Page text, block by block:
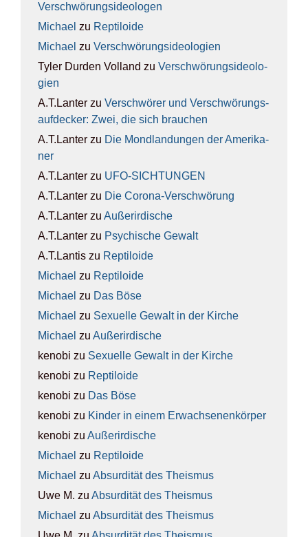
Ver­schwö­rungs­ideo­lo­gen
Michael zu Rep­ti­lo­ide
Michael zu Ver­schwö­rungs­ideo­lo­gien
Tyler Durden Volland zu Ver­schwö­rungs­ideo­lo­
gien
A.T.Lanter zu Ver­schwö­rer und Ver­schwö­rungs­
auf­de­cker: Zwei, die sich brau­chen
A.T.Lanter zu Die Mond­lan­dun­gen der Ame­ri­ka­
ner
A.T.Lanter zu UFO-SICH­TUN­GEN
A.T.Lanter zu Die Coro­na-Ver­schwö­rung
A.T.Lanter zu Außer­ir­di­sche
A.T.Lanter zu Psy­chi­sche Gewalt
A.T.Lantis zu Rep­ti­lo­ide
Michael zu Rep­ti­lo­ide
Michael zu Das Böse
Michael zu Sexu­el­le Gewalt in der Kir­che
Michael zu Außer­ir­di­sche
kenobi zu Sexu­el­le Gewalt in der Kir­che
kenobi zu Rep­ti­lo­ide
kenobi zu Das Böse
kenobi zu Kin­der in einem Erwach­se­nen­kör­per
kenobi zu Außer­ir­di­sche
Michael zu Rep­ti­lo­ide
Michael zu Absur­di­tät des The­is­mus
Uwe M. zu Absur­di­tät des The­is­mus
Michael zu Absur­di­tät des The­is­mus